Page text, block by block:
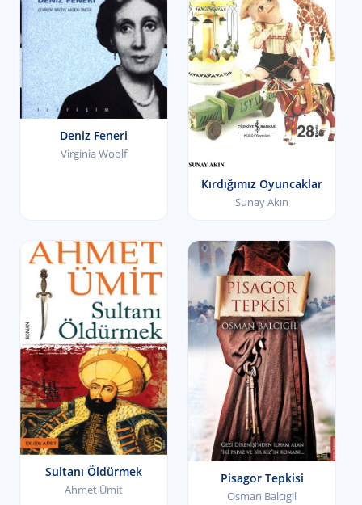
Deniz Feneri
Virginia Woolf
Kırdığımız Oyuncaklar
Sunay Akın
Sultanı Öldürmek
Ahmet Ümit
Pisagor Tepkisi
Osman Balcıgil